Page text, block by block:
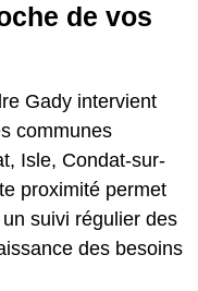
de vos
Gady intervient
communes
Isle, Condat-sur-
proximité permet
suivi régulier des
des besoins